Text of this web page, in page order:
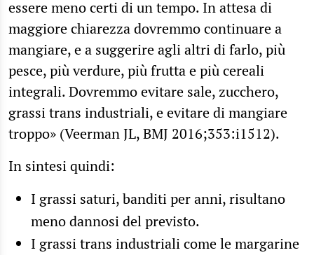
essere meno certi di un tempo. In attesa di
maggiore chiarezza dovremmo continuare a
mangiare, e a suggerire agli altri di farlo, più
pesce, più verdure, più frutta e più cereali
integrali. Dovremmo evitare sale, zucchero,
grassi trans industriali, e evitare di mangiare
troppo» (Veerman JL, BMJ 2016;353:i1512).
In sintesi quindi:
I grassi saturi, banditi per anni, risultano
meno dannosi del previsto.
I grassi trans industriali come le margarine